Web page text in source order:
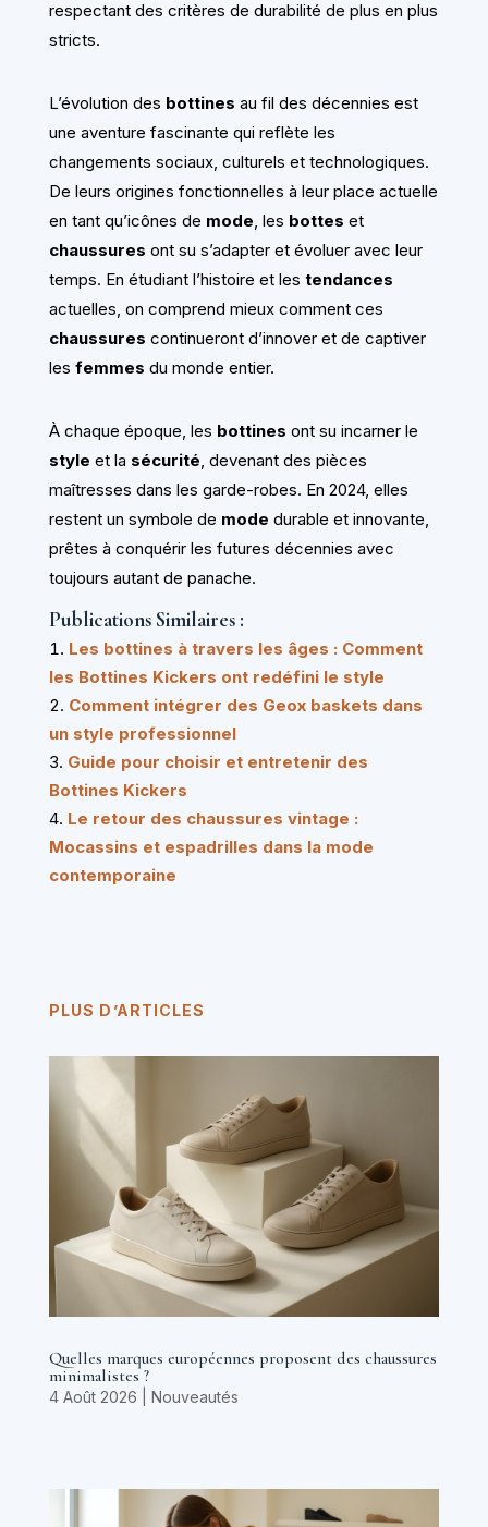
respectant des critères de durabilité de plus en plus
stricts.
L’évolution des bottines au fil des décennies est
une aventure fascinante qui reflète les
changements sociaux, culturels et technologiques.
De leurs origines fonctionnelles à leur place actuelle
en tant qu’icônes de mode , les bottes et
chaussures ont su s’adapter et évoluer avec leur
temps. En étudiant l’histoire et les tendances
actuelles, on comprend mieux comment ces
chaussures continueront d’innover et de captiver
les femmes du monde entier.
À chaque époque, les bottines ont su incarner le
style et la sécurité , devenant des pièces
maîtresses dans les garde-robes. En 2024, elles
restent un symbole de mode durable et innovante,
prêtes à conquérir les futures décennies avec
toujours autant de panache.
Publications Similaires :
Les bottines à travers les âges : Comment
les Bottines Kickers ont redéfini le style
Comment intégrer des Geox baskets dans
un style professionnel
Guide pour choisir et entretenir des
Bottines Kickers
Le retour des chaussures vintage :
Mocassins et espadrilles dans la mode
contemporaine
PLUS D’ARTICLES
Quelles marques européennes proposent des chaussures
minimalistes ?
4 Août 2026 Nouveautés